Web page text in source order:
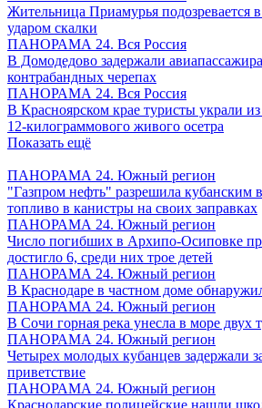
Жительница Приамурья подозревается
ударом скалки
ПАНОРАМА 24. Вся Россия
В Домодедово задержали
контрабандных черепах
ПАНОРАМА 24. Вся Россия
В Красноярском крае туристы украли
12-килограммового живого осетра
Показать ещё
ПАНОРАМА 24. Южный регион
"Газпром нефть" разрешила кубанским
топливо в канистры на своих заправках
ПАНОРАМА 24. Южный регион
Число погибших в Архипо-Осиповке
достигло 6, среди них трое детей
ПАНОРАМА 24. Южный регион
В Краснодаре в частном доме
ПАНОРАМА 24. Южный регион
В Сочи горная река унесла в море двух
ПАНОРАМА 24. Южный регион
Четырех молодых кубанцев задержали
приветствие
ПАНОРАМА 24. Южный регион
Краснодарские полицейские нашли